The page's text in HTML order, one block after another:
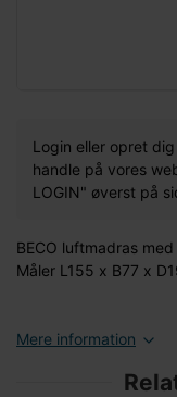
Login eller opret
handle på vores
LOGIN" øverst på
BECO luftmadras
Måler L155 x B77 x
Mere information